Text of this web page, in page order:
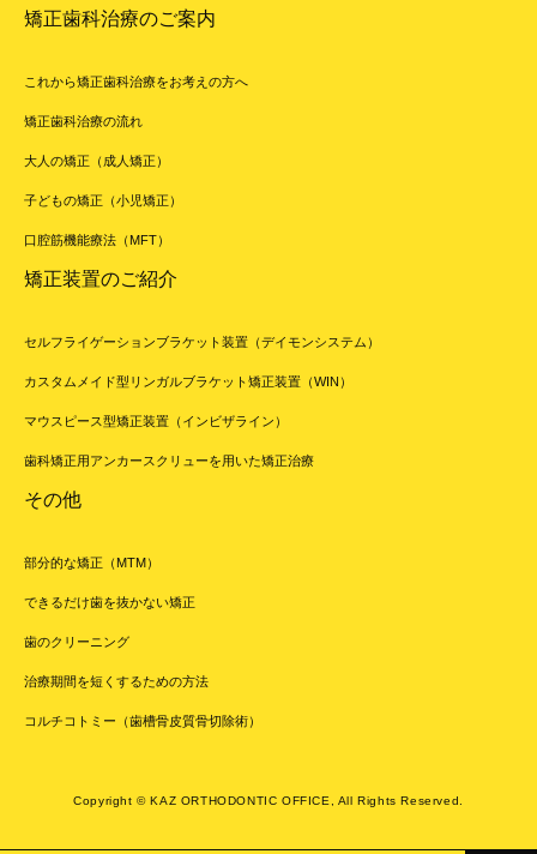
矯正歯科治療のご案内
これから矯正歯科治療をお考えの方へ
矯正歯科治療の流れ
大人の矯正（成人矯正）
子どもの矯正（小児矯正）
口腔筋機能療法（MFT）
矯正装置のご紹介
セルフライゲーションブラケット装置（デイモンシステム）
カスタムメイド型リンガルブラケット矯正装置（WIN）
マウスピース型矯正装置（インビザライン）
歯科矯正用アンカースクリューを用いた矯正治療
その他
部分的な矯正（MTM）
できるだけ歯を抜かない矯正
歯のクリーニング
治療期間を短くするための方法
コルチコトミー（歯槽骨皮質骨切除術）
Copyright © KAZ ORTHODONTIC OFFICE, All Rights Reserved.